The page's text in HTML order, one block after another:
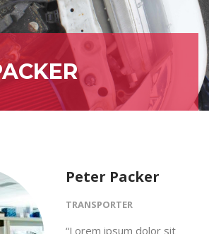
Peter Packer
TRANSPORTER
“Lorem ipsum dolor sit